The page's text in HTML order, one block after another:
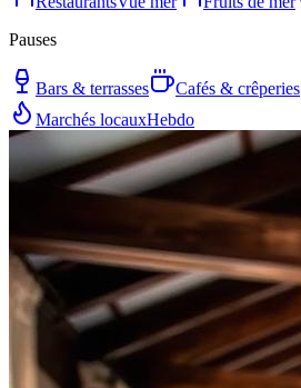
Pauses
Bars & terrasses Cafés & crêperies
Marchés locauxHebdo